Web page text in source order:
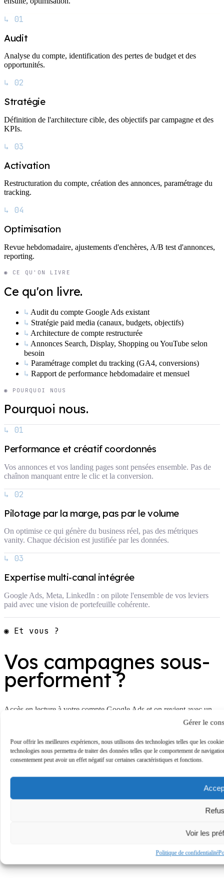
Gérer le
Pour offrir les meilleures expériences, nous utilisons des technologies telles que les
technologies nous permettra de traiter des données telles que le comportement de
consentement peut avoir un effet négatif sur certaines caractéristiques et fonctions.
Voir les
Politique de confidentialité
↳ 01
Audit
Analyse du compte, identification des pertes de budget et des
opportunités.
↳ 02
Stratégie
Définition de l'architecture cible, des objectifs par campagne et des
KPIs.
↳ 03
Activation
Restructuration du compte, création des annonces, paramétrage du
tracking.
↳ 04
Optimisation
Revue hebdomadaire, ajustements d'enchères, A/B test d'annonces,
reporting.
◉ CE QU'ON LIVRE
Ce qu'on livre.
↳ Audit du compte Google Ads existant
↳ Stratégie paid media (canaux, budgets, objectifs)
↳ Architecture de compte restructurée
↳ Annonces Search, Display, Shopping ou YouTube selon
besoin
↳ Paramétrage complet du tracking (GA4, conversions)
↳ Rapport de performance hebdomadaire et mensuel
◉ POURQUOI NOUS
Pourquoi nous.
↳ 01
Performance et créatif coordonnés
Vos annonces et vos landing pages sont pensées ensemble. Pas de
chaînon manquant entre le clic et la conversion.
↳ 02
Pilotage par la marge, pas par le volume
On optimise ce qui génère du business réel, pas des métriques
vanity. Chaque décision est justifiée par les données.
↳ 03
Expertise multi-canal intégrée
Google Ads, Meta, LinkedIn : on pilote l'ensemble de vos leviers
paid avec une vision de portefeuille cohérente.
◉ Et vous ?
Vos campagnes sous-
performent ?
Accès en lecture à votre compte Google Ads et on revient avec un